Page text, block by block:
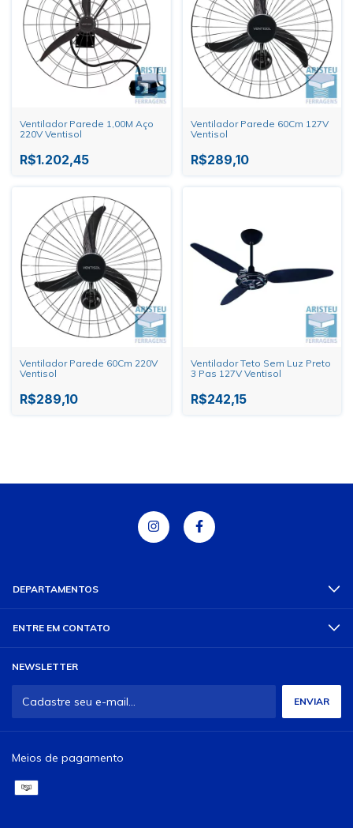
Ventilador Parede 1,00M Aço
220V Ventisol
R$1.202,45
Ventilador Parede 60Cm 127V
Ventisol
R$289,10
Ventilador Parede 60Cm 220V
Ventisol
R$289,10
Ventilador Teto Sem Luz Preto
3 Pas 127V Ventisol
R$242,15
DEPARTAMENTOS
ENTRE EM CONTATO
NEWSLETTER
Meios de pagamento